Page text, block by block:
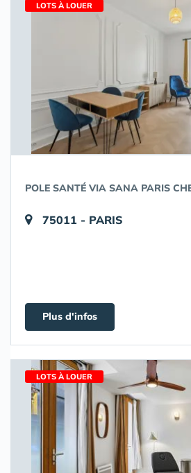
LOTS À LOUER
POLE SANTÉ VIA SANA PARIS
75011 - PARIS
Plus d'infos
LOTS À LOUER